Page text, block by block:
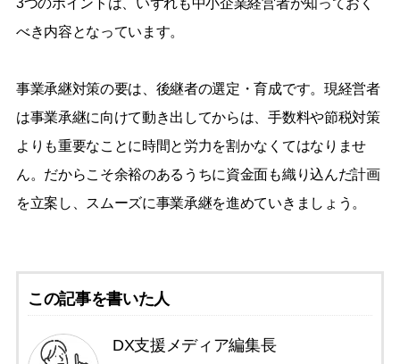
3つのポイントは、いずれも中小企業経営者が知っておく
べき内容となっています。
事業承継対策の要は、後継者の選定・育成です。現経営者
は事業承継に向けて動き出してからは、手数料や節税対策
よりも重要なことに時間と労力を割かなくてはなりませ
ん。だからこそ余裕のあるうちに資金面も織り込んだ計画
を立案し、スムーズに事業承継を進めていきましょう。
この記事を書いた人
DX支援メディア編集長